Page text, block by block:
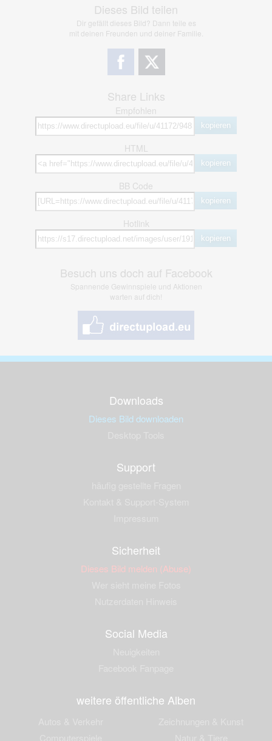
Dieses Bild teilen
Dir gefällt dieses Bild? Dann teile es
mit deinen Freunden und deiner Familie.
Share Links
Empfohlen
kopieren
HTML
kopieren
BB Code
kopieren
Hotlink
kopieren
Besuch uns doch auf Facebook
Spannende Gewinnspiele und Aktionen
warten auf dich!
Downloads
Dieses Bild downloaden
Support
Sicherheit
Dieses Bild melden (Abuse)
Social Media
weitere öffentliche Alben